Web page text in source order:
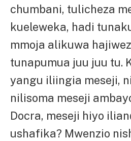
chumbani, tulicheza
kueleweka, hadi
mmoja alikuwa
tunapumua juu juu tu.
yangu iliingia meseji,
nilisoma meseji
Docra, meseji hiyo
ushafika? Mwenzio